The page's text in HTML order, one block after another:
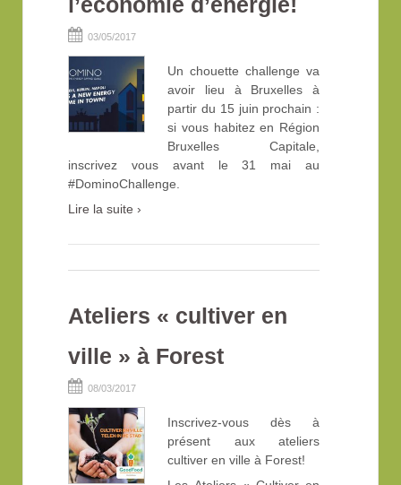
03/05/2017
Un chouette challenge va
avoir lieu à Bruxelles à
partir du 15 juin prochain :
si vous habitez en Région
Bruxelles Capitale,
inscrivez vous avant le 31 mai au
#DominoChallenge.
Lire la suite ›
Ateliers « cultiver en
ville » à Forest
08/03/2017
Inscrivez-vous dès à
présent aux ateliers
cultiver en ville à Forest!